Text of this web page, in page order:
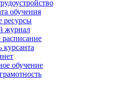
обучения
ресурсы
журнал
курсанта
обучение